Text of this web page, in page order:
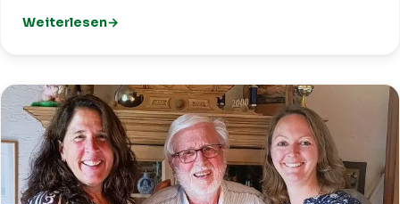
Weiterlesen
: 🎾 BTV MIXED-RUNDE SOMMER 2026 🎾